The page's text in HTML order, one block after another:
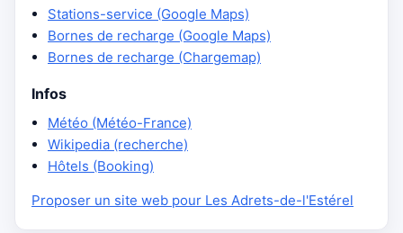
Stations-service (Google Maps)
Bornes de recharge (Google Maps)
Bornes de recharge (Chargemap)
Infos
Météo (Météo-France)
Wikipedia (recherche)
Hôtels (Booking)
Proposer un site web pour Les Adrets-de-l'Estérel